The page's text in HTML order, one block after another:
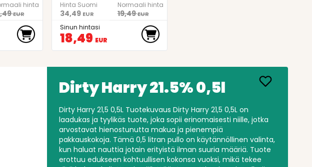
hinta
EUR
Hinta Suomi
34,49 EUR
Normaali hinta
19,49EUR
Sinun hintasi
18,49 EUR
Dirty Harry 21.5% 0,5l
Dirty Harry 21,5 0,5L Tuotekuvaus Dirty Harry 21,5 0,5L on
laadukas ja tyylikäs tuote, joka sopii erinomaisesti niille, jotka
arvostavat hienostunutta makua ja pienempiä
pakkauskokoja. Tämä 0,5 litran pullo on käytännöllinen valinta,
kun haluat nauttia jotain erityistä ilman suuria määriä. Tuote
erottuu edukseen kohtuullisen kokonsa vuoksi, mikä tekee